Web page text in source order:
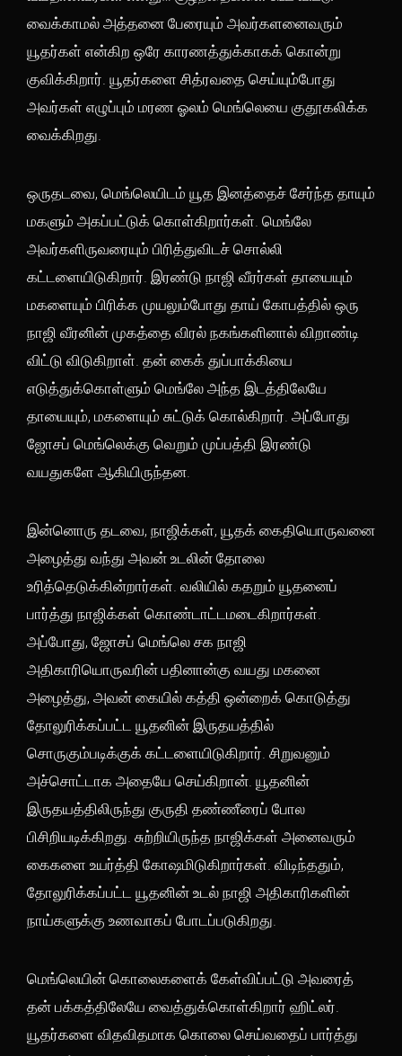
வைக்காமல் அத்தனை பேரையும் அவர்களனைவரும்
யூதர்கள் என்கிற ஒரே காரணத்துக்காகக் கொன்று
குவிக்கிறார். யூதர்களை சித்ரவதை செய்யும்போது
அவர்கள் எழுப்பும் மரண ஓலம் மெங்லெயை குதூகலிக்க
வைக்கிறது.
ஒருதடவை, மெங்லெயிடம் யூத இனத்தைச் சேர்ந்த தாயும்
மகளும் அகப்பட்டுக் கொள்கிறார்கள். மெங்லே
அவர்களிருவரையும் பிரித்துவிடச் சொல்லி
கட்டளையிடுகிறார். இரண்டு நாஜி வீரர்கள் தாயையும்
மகளையும் பிரிக்க முயலும்போது தாய் கோபத்தில் ஒரு
நாஜி வீரனின் முகத்தை விரல் நகங்களினால் விறாண்டி
விட்டு விடுகிறாள். தன் கைக் துப்பாக்கியை
எடுத்துக்கொள்ளும் மெங்லே அந்த இடத்திலேயே
தாயையும், மகளையும் சுட்டுக் கொல்கிறார். அப்போது
ஜோசப் மெங்லெக்கு வெறும் முப்பத்தி இரண்டு
வயதுகளே ஆகியிருந்தன.
இன்னொரு தடவை, நாஜிக்கள், யூதக் கைதியொருவனை
அழைத்து வந்து அவன் உடலின் தோலை
உரித்தெடுக்கின்றார்கள். வலியில் கதறும் யூதனைப்
பார்த்து நாஜிக்கள் கொண்டாட்டமடைகிறார்கள்.
அப்போது, ஜோசப் மெங்லெ சக நாஜி
அதிகாரியொருவரின் பதினான்கு வயது மகனை
அழைத்து, அவன் கையில் கத்தி ஒன்றைக் கொடுத்து
தோலுரிக்கப்பட்ட யூதனின் இருதயத்தில்
சொருகும்படிக்குக் கட்டளையிடுகிறார். சிறுவனும்
அச்சொட்டாக அதையே செய்கிறான். யூதனின்
இருதயத்திலிருந்து குருதி தண்ணீரைப் போல
பிசிறியடிக்கிறது. சுற்றியிருந்த நாஜிக்கள் அனைவரும்
கைகளை உயர்த்தி கோஷமிடுகிறார்கள். விடிந்ததும்,
தோலுரிக்கப்பட்ட யூதனின் உடல் நாஜி அதிகாரிகளின்
நாய்களுக்கு உணவாகப் போடப்படுகிறது.
மெங்லெயின் கொலைகளைக் கேள்விப்பட்டு அவரைத்
தன் பக்கத்திலேயே வைத்துக்கொள்கிறார் ஹிட்லர்.
யூதர்களை விதவிதமாக கொலை செய்வதைப் பார்த்து